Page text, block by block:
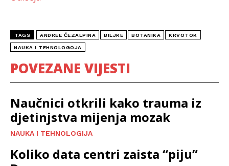
TAGS ANDREE ĆEZALPINA BILJKE BOTANIKA KRVOTOK
NAUKA I TEHNOLOGOJA
POVEZANE VIJESTI
Naučnici otkrili kako trauma iz
djetinjstva mijenja mozak
NAUKA I TEHNOLOGIJA
Koliko data centri zaista “piju”